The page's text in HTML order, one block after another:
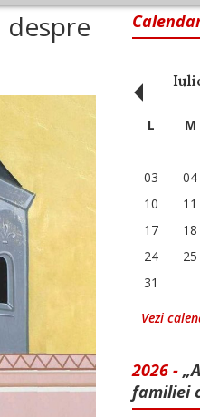
despre
‹ L M
03
04
10
11
17
18
24
25
31
Vezi
2026 -
familiei